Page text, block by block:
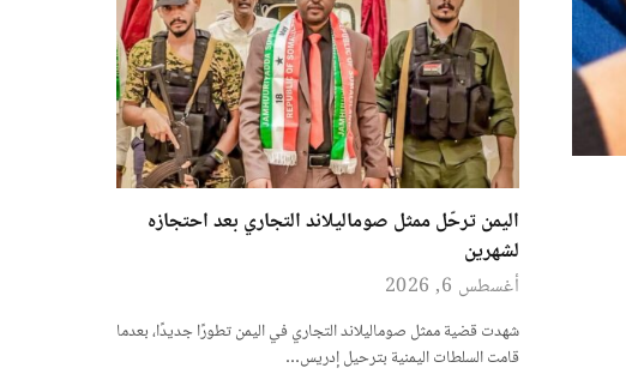
اليمن ترحّل ممثل صوماليلاند التجاري بعد احتجازه
لشهرين
أغسطس 6, 2026
شهدت قضية ممثل صوماليلاند التجاري في اليمن تطورًا جديدًا، بعدما
قامت السلطات اليمنية بترحيل إدريس…